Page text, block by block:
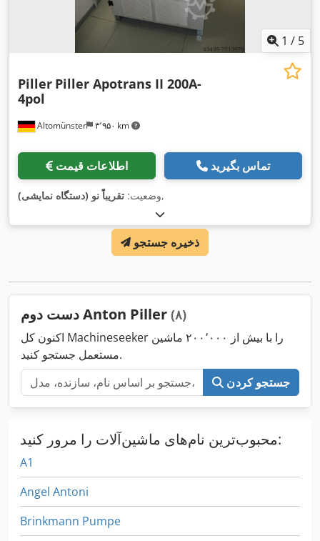
1 / 5
Altomünster ۳٬۹۵۰ km
Piller Piller Apotrans II 200A-
4pol
اطلاعات قیمت تماس بگیرید
وضعیت: تقریباً نو (دستگاه نمایشی) ,
ذخیره جستجو
دست دوم Anton Piller (۸)
اکنون کل Machineseeker را با بیش از ۲۰۰٬۰۰۰ ماشین
مستعمل جستجو کنید.
جستجو کردن
محبوب‌ترین نام‌های ماشین‌آلات را مرور کنید:
A1
Angel Antoni
Brinkmann Pumpe